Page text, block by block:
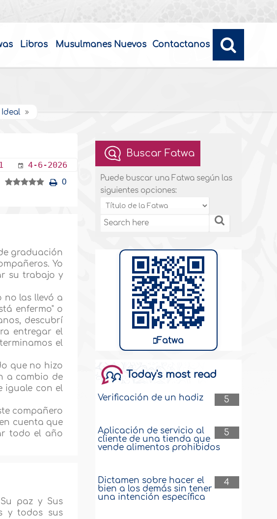
Libros Musulmanes Nuevos Contactanos
Ideal
4-6-2026
0
graduación
Yo
su trabajo y
no las llevó a
enfermo" o
descubrí
entregar el
el
que no hizo
a cambio de
iguale con el
compañero
cuenta que
todo el año
paz y Sus
y todos sus
Buscar Fatwa
Puede buscar una Fatwa según las
siguientes opciones:
Fatwa
Today's most read
5
Verificación de un hadiz
5
Aplicación de servicio al
cliente de una tienda que
vende alimentos prohibidos
4
Dictamen sobre hacer el
bien a los demás sin tener
una intención específica